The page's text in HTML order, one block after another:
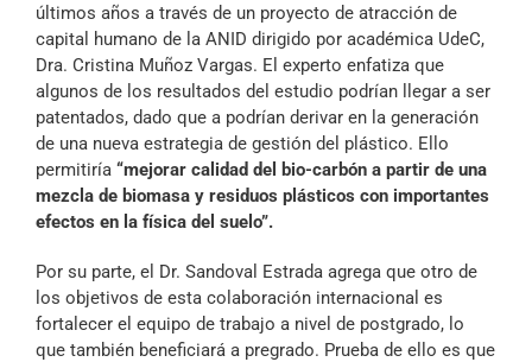
últimos años a través de un proyecto de atracción de
capital humano de la ANID dirigido por académica UdeC,
Dra. Cristina Muñoz Vargas. El experto enfatiza que
algunos de los resultados del estudio podrían llegar a ser
patentados, dado que a podrían derivar en la generación
de una nueva estrategia de gestión del plástico. Ello
permitiría “mejorar calidad del bio-carbón a partir de una
mezcla de biomasa y residuos plásticos con importantes
efectos en la física del suelo”.
Por su parte, el Dr. Sandoval Estrada agrega que otro de
los objetivos de esta colaboración internacional es
fortalecer el equipo de trabajo a nivel de postgrado, lo
que también beneficiará a pregrado. Prueba de ello es que